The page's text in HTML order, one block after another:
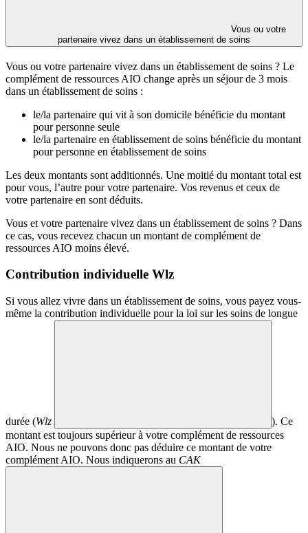
Vous ou votre
partenaire vivez dans un établissement de soins
Vous ou votre partenaire vivez dans un établissement de soins ? Le
complément de ressources AIO change après un séjour de 3 mois
dans un établissement de soins :
le/la partenaire qui vit à son domicile bénéficie du montant
pour personne seule
le/la partenaire en établissement de soins bénéficie du montant
pour personne en établissement de soins
Les deux montants sont additionnés. Une moitié du montant total est
pour vous, l’autre pour votre partenaire. Vos revenus et ceux de
votre partenaire en sont déduits.
Vous et votre partenaire vivez dans un établissement de soins ? Dans
ce cas, vous recevez chacun un montant de complément de
ressources AIO moins élevé.
Contribution individuelle Wlz
Si vous allez vivre dans un établissement de soins, vous payez vous-
même la contribution individuelle pour la loi sur les soins de longue
durée (Wlz
). Ce
montant est toujours supérieur à votre complément de ressources
AIO. Nous ne pouvons donc pas déduire ce montant de votre
complément AIO. Nous indiquerons au CAK